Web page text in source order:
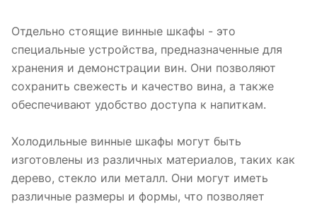
Отдельно стоящие винные шкафы - это
специальные устройства, предназначенные для
хранения и демонстрации вин. Они позволяют
сохранить свежесть и качество вина, а также
обеспечивают удобство доступа к напиткам.
Холодильные винные шкафы могут быть
изготовлены из различных материалов, таких как
дерево, стекло или металл. Они могут иметь
различные размеры и формы, что позволяет